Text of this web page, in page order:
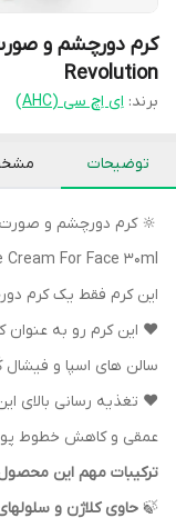
Revolution
برند: اِی اِچ سی (AHC)
توضیحات
Cream For Face 30ml ‼️
این کرم فقط یک کرم
❤️ این کرم رو به عنوان
سالن های اسپا و فیشال
❤️ تغذیه رسانی بالای
عمقی و کاهش خطوط
ترکیبات مهم این محصول
🍃 حاوی کلاژن و